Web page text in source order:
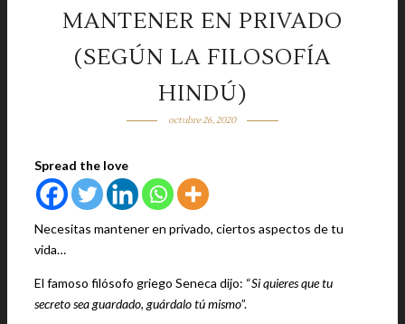
MANTENER EN PRIVADO
(SEGÚN LA FILOSOFÍA
HINDÚ)
octubre 26, 2020
Spread the love
Necesitas mantener en privado, ciertos aspectos de tu
vida…
El famoso filósofo griego Seneca dijo: “Si quieres que tu
secreto sea guardado, guárdalo tú mismo”.